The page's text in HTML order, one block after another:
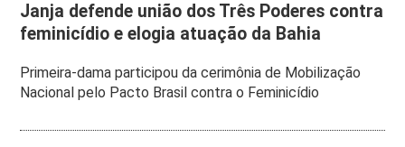
Janja defende união dos Três Poderes contra
feminicídio e elogia atuação da Bahia
Primeira-dama participou da cerimônia de Mobilização
Nacional pelo Pacto Brasil contra o Feminicídio